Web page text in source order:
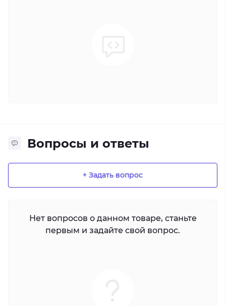
Вопросы и ответы
+ Задать вопрос
Нет вопросов о данном товаре, станьте
первым и задайте свой вопрос.